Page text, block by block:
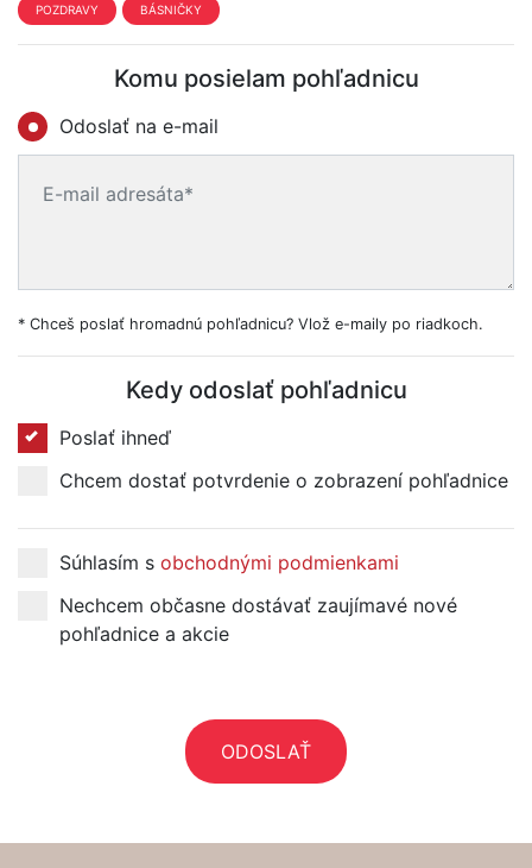
POZDRAVY BÁSNIČKY
Komu posielam pohľadnicu
Odoslať na e-mail
* Chceš poslať hromadnú pohľadnicu? Vlož e-maily po riadkoch.
Kedy odoslať pohľadnicu
Poslať ihneď
Chcem dostať potvrdenie o zobrazení pohľadnice
Súhlasím s obchodnými podmienkami
Nechcem občasne dostávať zaujímavé nové
pohľadnice a akcie